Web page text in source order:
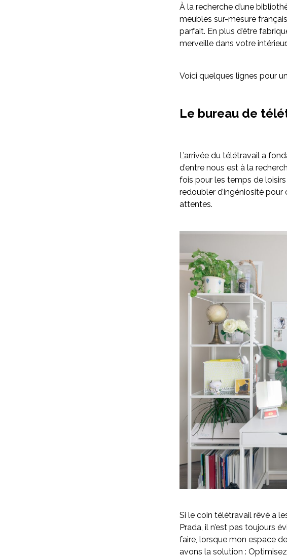
À la recherche d’une
meubles sur-mesure
parfait. En plus d’être
merveille dans votre
Voici quelques lignes pour
Le bureau de
L’arrivée du télétravail a
d’entre nous est à la
fois pour les temps de
redoubler d’ingéniosité
attentes.
Si le coin télétravail rêvé a
Prada, il n’est pas toujours
faire, lorsque mon espace
avons la solution :